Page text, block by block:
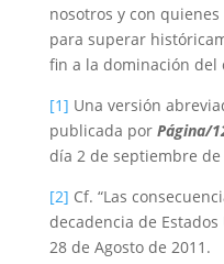
nosotros y con
para superar
fin a la dominación del
[1] Una versión
publicada por Página/
día 2 de septiembre de
[2] Cf. “Las
decadencia de Estados
28 de Agosto de 2011.